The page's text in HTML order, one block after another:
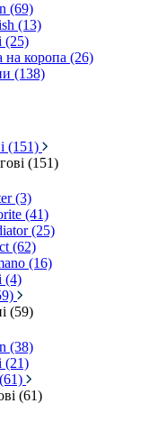
(69)
(13)
(25)
коропа (26)
(138)
(151)
(151)
(3)
(41)
(25)
(62)
(16)
(4)
(59)
(38)
(21)
(61)